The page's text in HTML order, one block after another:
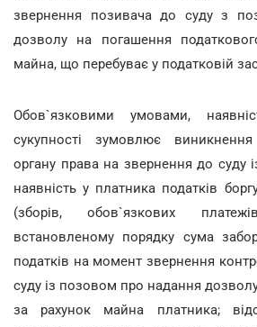
звернення позивача до суду з
дозволу на погашення
майна, що перебуває у податковій
Обов`язковими умовами,
сукупності зумовлює
органу права на звернення до суду
наявність у платника податків
(зборів, обов`язкових
встановленому порядку сума
податків на момент звернення
суду із позовом про надання
за рахунок майна платника;